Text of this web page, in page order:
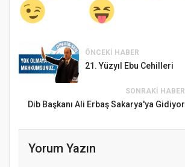
ÖNCEKI HABER
21. Yüzyıl Ebu Cehilleri
SONRAKI HABER
Dib Başkanı Ali Erbaş Sakarya'ya Gidiyor
Yorum Yazın